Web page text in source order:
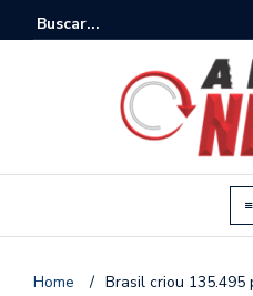
Home / Brasil criou